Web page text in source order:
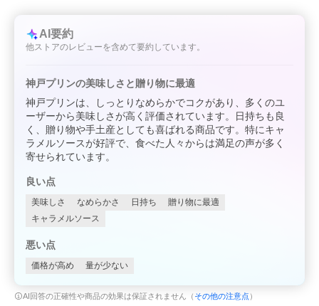
AI要約
他ストアのレビューを含めて要約しています。
神戸プリンの美味しさと贈り物に最適
神戸プリンは、しっとりなめらかでコクがあり、多くのユ
ーザーから美味しさが高く評価されています。日持ちも良
く、贈り物や手土産としても喜ばれる商品です。特にキャ
ラメルソースが好評で、食べた人々からは満足の声が多く
寄せられています。
良い点
美味しさ なめらかさ 日持ち
贈り物に最適
キャラメルソース
悪い点
価格が高め 量が少ない
AI回答の正確性や商品の効果は保証されません（ その他の注意点 ）